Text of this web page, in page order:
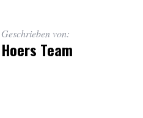
Geschrieben von:
Hoers Team